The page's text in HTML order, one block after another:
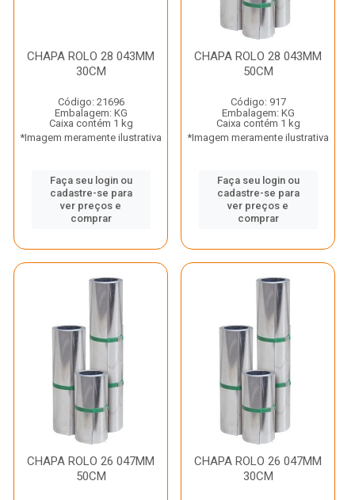
CHAPA ROLO 28 043MM
30CM
Código: 21696
Embalagem: KG
Caixa contém 1 kg
*Imagem meramente ilustrativa
Faça seu login ou
cadastre-se para
ver preços e
comprar
CHAPA ROLO 28 043MM
50CM
Código: 917
Embalagem: KG
Caixa contém 1 kg
*Imagem meramente ilustrativa
Faça seu login ou
cadastre-se para
ver preços e
comprar
CHAPA ROLO 26 047MM
50CM
CHAPA ROLO 26 047MM
30CM